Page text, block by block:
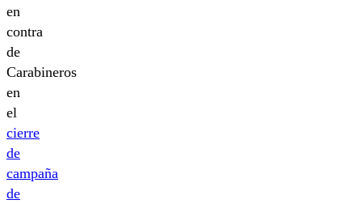
en
contra
de
Carabineros
en
el
cierre
de
campaña
de